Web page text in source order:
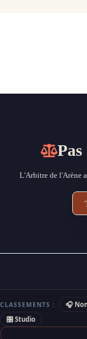
L'Arbitre de l'Arène
CLASSEMENTS : 🎧
🎛 Studio